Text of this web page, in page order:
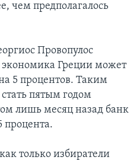
чем предполагалось
Провопулос
экономика Греции может
5 процентов. Таким
пятым годом
лишь месяц назад банк
процента.
только избиратели